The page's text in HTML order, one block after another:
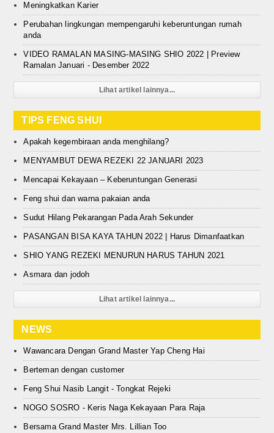
Meningkatkan Karier
Perubahan lingkungan mempengaruhi keberuntungan rumah
anda
VIDEO RAMALAN MASING-MASING SHIO 2022 | Preview
Ramalan Januari - Desember 2022
Lihat artikel lainnya...
TIPS FENG SHUI
Apakah kegembiraan anda menghilang?
MENYAMBUT DEWA REZEKI 22 JANUARI 2023
Mencapai Kekayaan – Keberuntungan Generasi
Feng shui dan warna pakaian anda
Sudut Hilang Pekarangan Pada Arah Sekunder
PASANGAN BISA KAYA TAHUN 2022 | Harus Dimanfaatkan
SHIO YANG REZEKI MENURUN HARUS TAHUN 2021
Asmara dan jodoh
Lihat artikel lainnya...
NEWS
Wawancara Dengan Grand Master Yap Cheng Hai
Berteman dengan customer
Feng Shui Nasib Langit - Tongkat Rejeki
NOGO SOSRO - Keris Naga Kekayaan Para Raja
Bersama Grand Master Mrs. Lillian Too